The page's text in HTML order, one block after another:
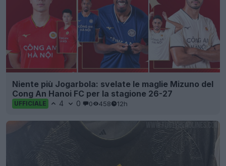
Niente più Jogarbola: svelate le maglie Mizuno del
Cong An Hanoi FC per la stagione 26-27
UFFICIALE 4 0 0 458 12h